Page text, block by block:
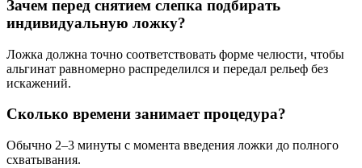
Зачем перед снятием слепка подбирать
индивидуальную ложку?
Ложка должна точно соответствовать форме челюсти, чтобы
альгинат равномерно распределился и передал рельеф без
искажений.
Сколько времени занимает процедура?
Обычно 2–3 минуты с момента введения ложки до полного
схватывания.